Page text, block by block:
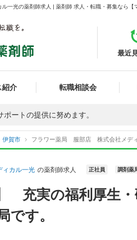
光の薬剤師求人 | 薬剤師 求人・転職・募集なら【
最近
紹介 転職相談会
ートの提供に努めます。
伊賀市 フラワー薬局 服部店 株式会社メデ
ィカル一光 の薬剤師求人 正社員 調剤薬
充実の福利厚生
です。